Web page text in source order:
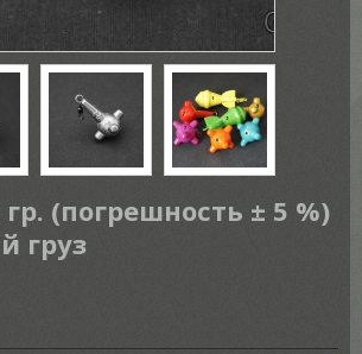
(погрешность ± 5 %)
груз